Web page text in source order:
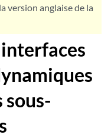
version anglaise de la
sous-